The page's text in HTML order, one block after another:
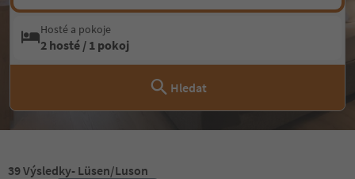
Hosté a pokoje
2 hosté / 1 pokoj
Hledat
39Výsledky- Lüsen/Luson